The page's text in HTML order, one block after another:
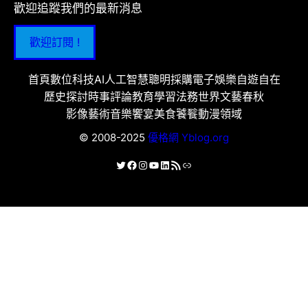
歡迎追蹤我們的最新消息
歡迎訂閱 !
首頁數位科技AI人工智慧聰明採購電子娛樂自遊自在
歷史探討時事評論教育學習法務世界文藝春秋
影像藝術音樂饗宴美食饕餮動漫領域
© 2008-2025 優格網 Yblog.org
X Facebook
Instagram
YouTube
LinkedIn
RSS 資訊提供連結